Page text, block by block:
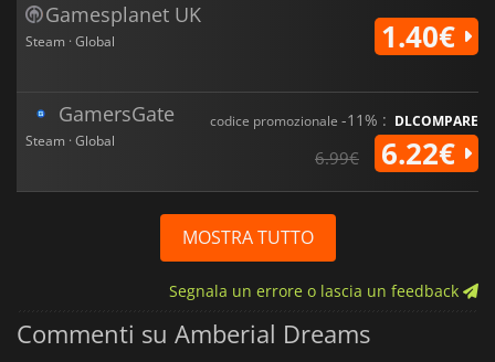
Gamesplanet UK
Steam · Global 1.40€
GamersGate
Steam · Global
codice promozionale -11% : DLCOMPARE
6.99€ 6.22€
MOSTRA TUTTO
Segnala un errore o lascia un feedback
Commenti su Amberial Dreams